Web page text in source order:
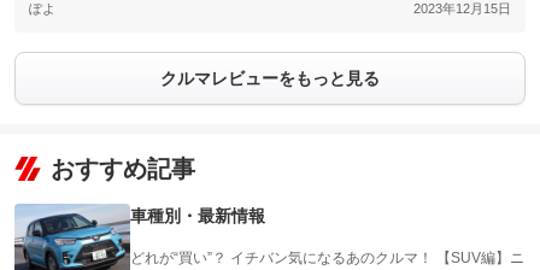
ぽよ 2023年12月15日
クルマレビューをもっと見る
おすすめ記事
車種別・最新情報
どれが“買い”？ イチバン気になるあのクルマ！ 【SUV編】ニ